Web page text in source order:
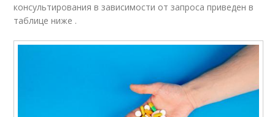
консультирования в зависимости от запроса приведен в
таблице ниже .